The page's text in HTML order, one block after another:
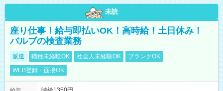
未読
座り仕事！給与即払いOK！高時給！土日休み！
バルブの検査業務
派遣 職種未経験OK 社会人未経験OK
ブランクOK
WEB登録・面接OK